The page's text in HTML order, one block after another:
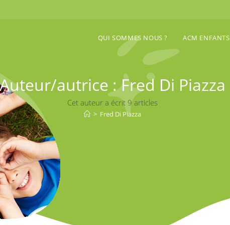
QUI SOMMES NOUS ? ACM ENFANTS
Auteur/autrice :Fred Di Piazza
Cet auteur a écrit 9 articles
> Fred Di Piazza